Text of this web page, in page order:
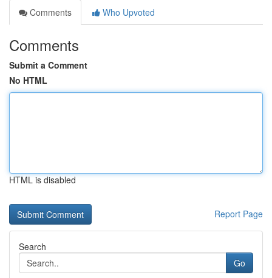
Comments
Who Upvoted
Comments
Submit a Comment
No HTML
HTML is disabled
Report Page
Search
Go